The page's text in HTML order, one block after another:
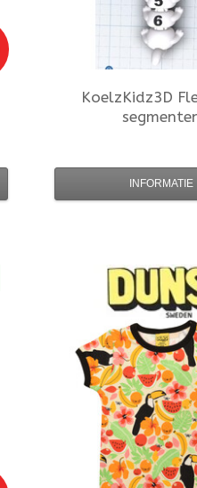
KoelzKidz3D
INFORMATIE